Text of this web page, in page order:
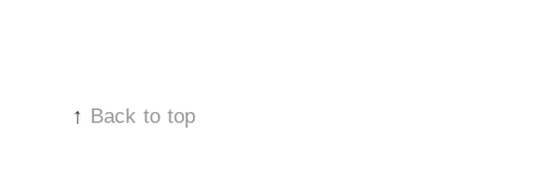
↑ Back to top